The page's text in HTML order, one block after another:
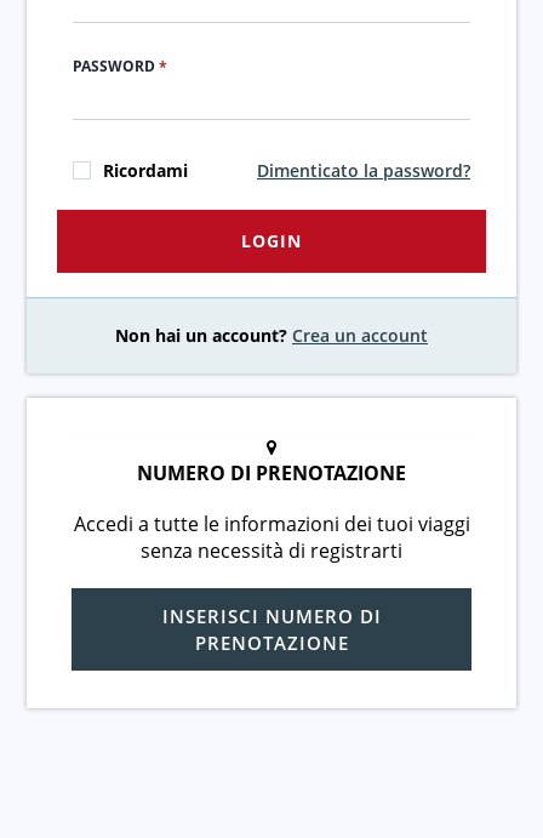
PASSWORD*
Ricordami Dimenticato la password?
LOGIN
Non hai un account? Crea un account
NUMERO DI PRENOTAZIONE
Accedi a tutte le informazioni dei tuoi viaggi
senza necessità di registrarti
INSERISCI NUMERO DI
PRENOTAZIONE